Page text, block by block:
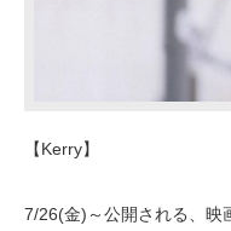
【Kerry】
7/26(金)～公開される、映